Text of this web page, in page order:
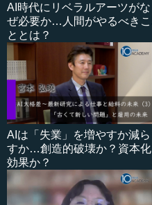
AI時代にリベラルアーツがな
ぜ必要か…人間がやるべきこ
ととは？
AIは「失業」を増やすか減ら
すか…創造的破壊か？資本化
効果か？